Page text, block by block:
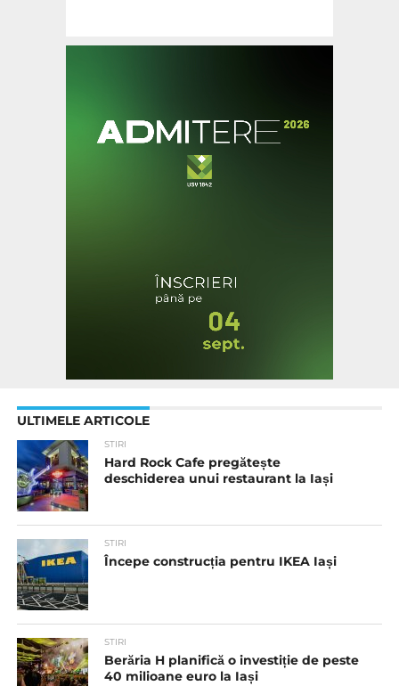
ULTIMELE ARTICOLE
STIRI
Hard Rock Cafe pregătește
deschiderea unui restaurant la Iași
STIRI
Începe construcția pentru IKEA Iași
STIRI
Berăria H planifică o investiție de peste
40 milioane euro la Iași